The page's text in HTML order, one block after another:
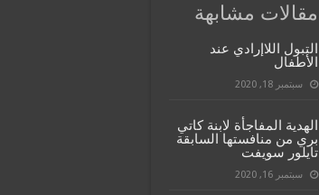
مقالات مشابهة
التبول اللاإرادي عند
الأطفال
سبتمبر 18, 2020
الهدية المفاجأة لابنة كاتي
بري من منافستها السابقة
تايلور سويفت
سبتمبر 16, 2020